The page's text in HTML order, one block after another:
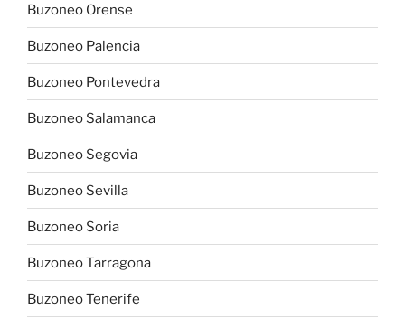
Buzoneo Orense
Buzoneo Palencia
Buzoneo Pontevedra
Buzoneo Salamanca
Buzoneo Segovia
Buzoneo Sevilla
Buzoneo Soria
Buzoneo Tarragona
Buzoneo Tenerife